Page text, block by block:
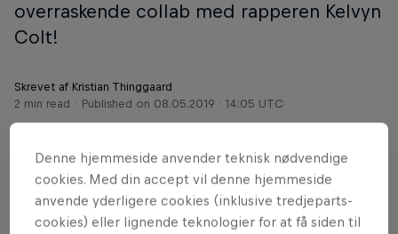
overraskende collab med rapperen Kelvyn
Colt!
Skrevet af Kristian Thinggaard
2 min read
Published on 08.05.2019 · 14:05 UTC
Den havde vi alligevel ikke set komme. At Adrian og
Jabs aka.FOOL skulle hooke op med en tysk rapper
Denne hjemmeside anvender teknisk nødvendige
cookies. Med din accept vil denne hjemmeside
anvende yderligere cookies (inklusive tredjeparts-
cookies) eller lignende teknologier for at få siden til